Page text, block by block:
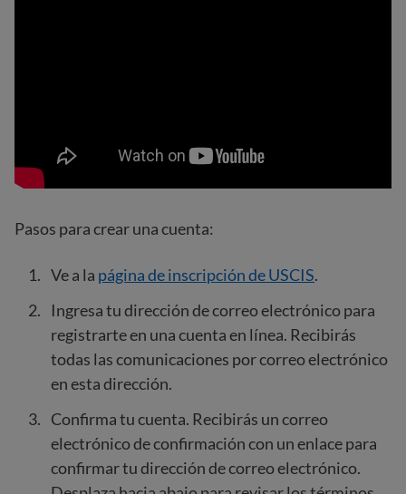
Pasos para crear una cuenta:
Ve a la página de inscripción de USCIS.
Ingresa tu dirección de correo electrónico para
registrarte en una cuenta en línea. Recibirás
todas las comunicaciones por correo electrónico
en esta dirección.
Confirma tu cuenta. Recibirás un correo
electrónico de confirmación con un enlace para
confirmar tu dirección de correo electrónico.